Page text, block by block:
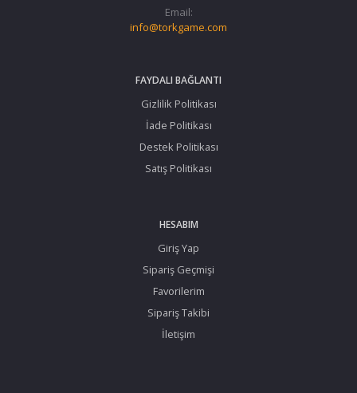
Email:
info@torkgame.com
FAYDALI BAĞLANTI
Gizlilik Politikası
İade Politikası
Destek Politikası
Satış Politikası
HESABIM
Giriş Yap
Sipariş Geçmişi
Favorilerim
Sipariş Takibi
İletişim